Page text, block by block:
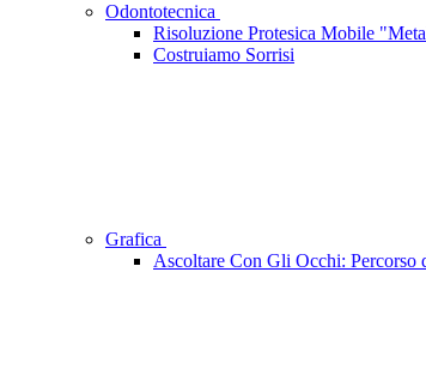
Odontotecnica
Risoluzione Protesica Mobile
Costruiamo Sorrisi
Grafica
Ascoltare Con Gli Occhi: